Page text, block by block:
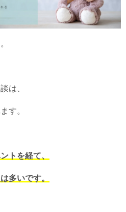
は、
す。
トを経て、
多いです。